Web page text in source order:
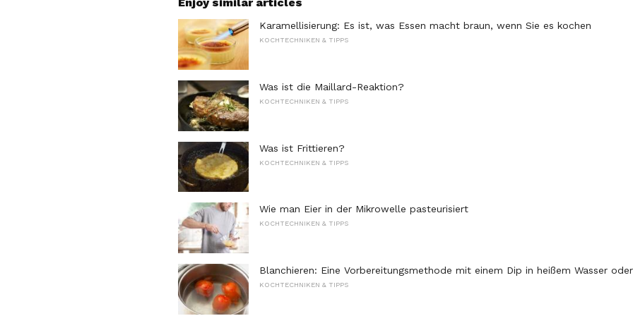
Enjoy similar articles
Karamellisierung: Es ist, was Essen macht braun, wenn Sie es kochen
KOCHTECHNIKEN & TIPPS
Was ist die Maillard-Reaktion?
KOCHTECHNIKEN & TIPPS
Was ist Frittieren?
KOCHTECHNIKEN & TIPPS
Wie man Eier in der Mikrowelle pasteurisiert
KOCHTECHNIKEN & TIPPS
Blanchieren: Eine Vorbereitungsmethode mit einem Dip in heißem Wasser
KOCHTECHNIKEN & TIPPS